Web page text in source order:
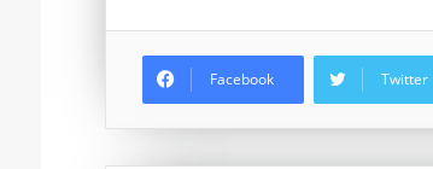
Facebook Twitter